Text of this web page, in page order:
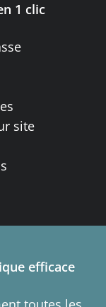
1 clic
site
efficace